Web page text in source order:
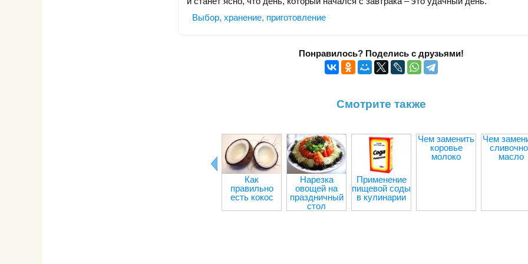
Выбор, хранение, приготовление
Понравилось? Поделись с друзьями!
Смотрите также
Как
правильно
есть кокос
Нарезка
овощей на
праздничный
стол
Применение
пищевой соды
в кулинарии
Чем заменить
коровье
молоко
Чем
масло